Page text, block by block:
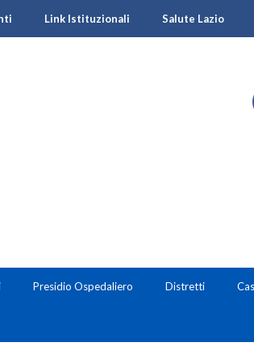
Link Istituzionali Salute Lazio
Presidio Ospedaliero Distretti